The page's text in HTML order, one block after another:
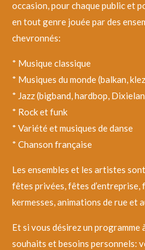
occasion, pour chaque public et
en tout genre jouée par des
chevronnés:
* Musique classique
* Musiques du monde (balkan,
* Jazz (bigband, hardbop,
* Rock et funk
* Variété et musiques de danse
* Chanson française
Les ensembles et les artistes
fêtes privées, fêtes d’entreprise,
kermesses, animations de rue et
Et si vous désirez un programme
souhaits et besoins personnels: